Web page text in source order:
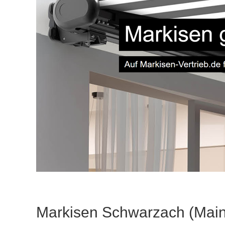
Markisen Schwarzach